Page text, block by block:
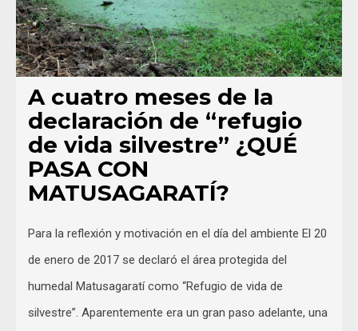
A cuatro meses de la
declaración de “refugio
de vida silvestre” ¿QUÉ
PASA CON
MATUSAGARATÍ?
Para la reflexión y motivación en el día del ambiente El 20
de enero de 2017 se declaró el área protegida del
humedal Matusagaratí como “Refugio de vida de
silvestre”. Aparentemente era un gran paso adelante, una